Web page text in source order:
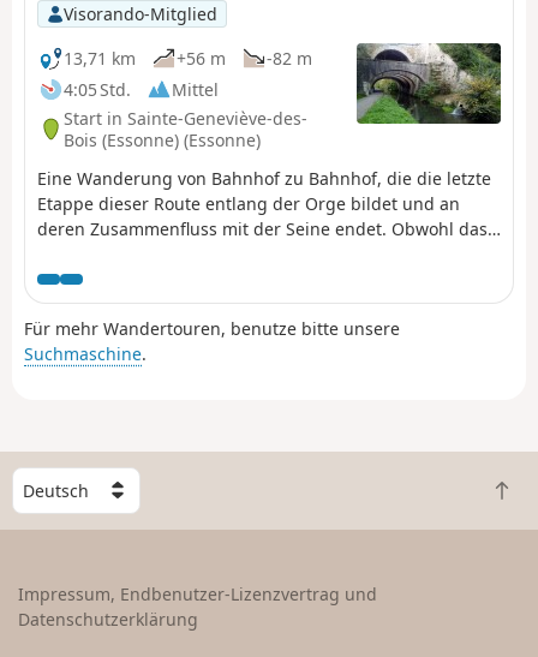
Visorando-Mitglied
13,71 km
+56 m
-82 m
4:05 Std.
Mittel
Start in Sainte-Geneviève-des-
Bois (Essonne) (Essonne)
Eine Wanderung von Bahnhof zu Bahnhof, die die letzte
Etappe dieser Route entlang der Orge bildet und an
deren Zusammenfluss mit der Seine endet. Obwohl das
Flusses angelegte Spazierweg, auf dem wir mit dem
Fluss „Bockspringen” spielen, oft eine idyllische Strecke.
Für mehr Wandertouren, benutze bitte unsere
Suchmaschine.
W
ä
h
e
Z
u
Impressum, Endbenutzer-Lizenzvertrag und
Datenschutzerklärung